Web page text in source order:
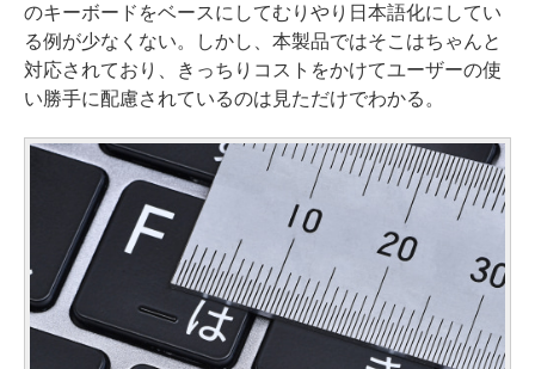
のキーボードをベースにしてむりやり日本語化にしてい
る例が少なくない。しかし、本製品ではそこはちゃんと
対応されており、きっちりコストをかけてユーザーの使
い勝手に配慮されているのは見ただけでわかる。